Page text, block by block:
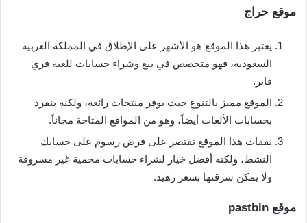
موقع حراج
يعتبر هذا الموقع هو الأشهر على الإطلاق في المملكة العربية
السعودية، فهو متخصص في بيع وشراء حسابات للعبة فري
فاير.
الموقع مميز بالتنوع حيث يوفر منتجات رائعة، ولكنه ينفرد
بحسابات الألعاب أيضاً، وهو من المواقع المتاحة مجاناً.
نفقات هذا الموقع تقتصر على فرض رسوم على حسابك
النشط، ولكنه أفضل خيار لشراء حسابات محمية غير مسروقة
ولا يمكن سرقتها بسعر زهيد.
موقع pastbin